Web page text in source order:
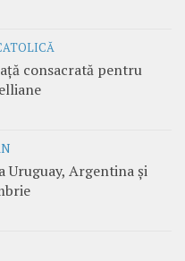
consacrată pentru
Uruguay, Argentina și